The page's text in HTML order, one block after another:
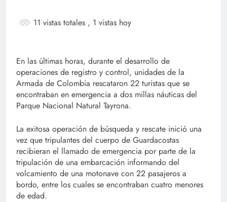
11 vistas totales , 1 vistas hoy
En las últimas horas, durante el desarrollo de
operaciones de registro y control, unidades de la
Armada de Colombia rescataron 22 turistas que se
encontraban en emergencia a dos millas náuticas del
Parque Nacional Natural Tayrona.
La exitosa operación de búsqueda y rescate inició una
vez que tripulantes del cuerpo de Guardacostas
recibieran el llamado de emergencia por parte de la
tripulación de una embarcación informando del
volcamiento de una motonave con 22 pasajeros a
bordo, entre los cuales se encontraban cuatro menores
de edad.